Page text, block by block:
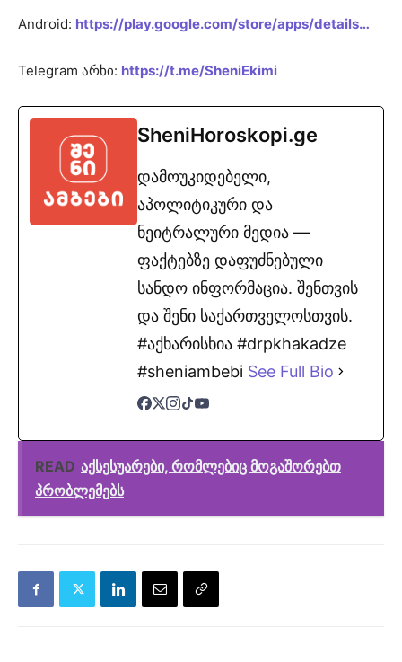
Android: https://play.google.com/store/apps/details…
Telegram არხი: https://t.me/SheniEkimi
SheniHoroskopi.ge
დამოუკიდებელი,
აპოლიტიკური და
ნეიტრალური მედია —
ფაქტებზე დაფუძნებული
სანდო ინფორმაცია. შენთვის
და შენი საქართველოსთვის.
#აქხარისხია #drpkhakadze
#sheniambebi See Full Bio
READ აქსესუარები, რომლებიც მოგაშორებთ
პრობლემებს